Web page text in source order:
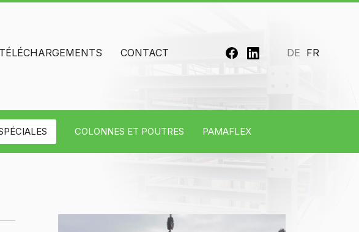
TÉLÉCHARGEMENTS CONTACT DE FR
COLONNES ET POUTRES PAMAFLEX